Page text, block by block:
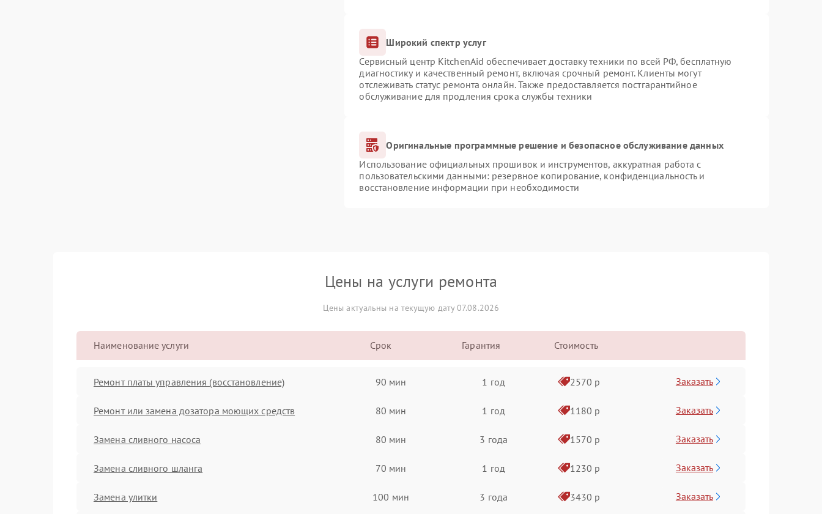
Широкий спектр услуг
Сервисный центр KitchenAid обеспечивает доставку техники по всей РФ, бесплатную
диагностику и качественный ремонт, включая срочный ремонт. Клиенты могут
отслеживать статус ремонта онлайн. Также предоставляется постгарантийное
обслуживание для продления срока службы техники
Оригинальные программные решение и безопасное обслуживание данных
Использование официальных прошивок и инструментов, аккуратная работа с
пользовательскими данными: резервное копирование, конфиденциальность и
восстановление информации при необходимости
Цены на услуги ремонта
Цены актуальны на текущую дату 07.08.2026
Наименование услуги Срок Гарантия Стоимость
Ремонт платы управления (восстановление) 90 мин 1 год 2570 р Заказать
Ремонт или замена дозатора моющих средств 80 мин 1 год 1180 р Заказать
Замена сливного насоса 80 мин 3 года 1570 р Заказать
Замена сливного шланга 70 мин 1 год 1230 р Заказать
Замена улитки 100 мин 3 года 3430 р Заказать